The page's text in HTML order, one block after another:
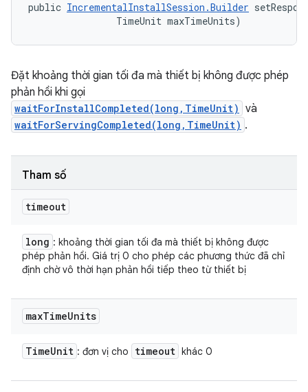
public IncrementalInstallSession.Builder
                TimeUnit maxTimeUnits)
Đặt khoảng thời gian tối đa mà thiết bị không được phép
phản hồi khi gọi
waitForInstallCompleted(long,TimeUnit) và
waitForServingCompleted(long,TimeUnit) .
Tham số
timeout
long : khoảng thời gian tối đa mà thiết bị không được
phép phản hồi. Giá trị 0 cho phép các phương thức đã chỉ
định chờ vô thời hạn phản hồi tiếp theo từ thiết bị
maxTimeUnits
TimeUnit : đơn vị cho timeout khác 0